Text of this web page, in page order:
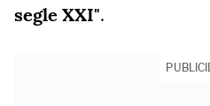
segle XXI".